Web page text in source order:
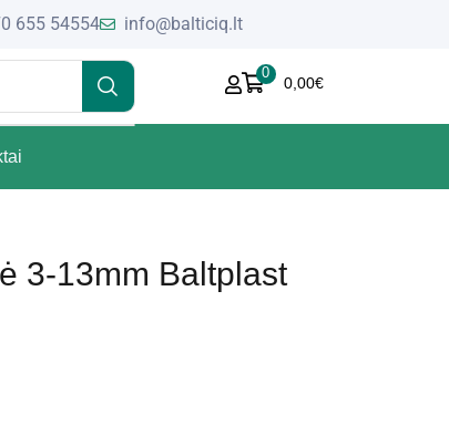
655 54554 info@balticiq.lt
0
0,00€
3-13mm Baltplast